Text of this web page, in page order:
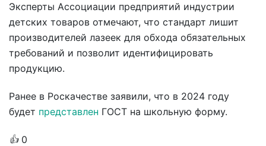
Эксперты Ассоциации предприятий индустрии
детских товаров отмечают, что стандарт лишит
производителей лазеек для обхода обязательных
требований и позволит идентифицировать
продукцию.
Ранее в Роскачестве заявили, что в 2024 году
будет представлен ГОСТ на школьную форму.
👍 0